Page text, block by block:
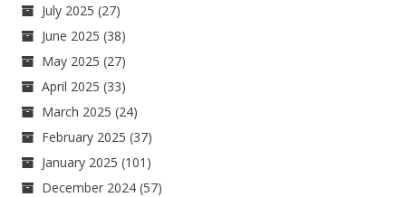
July 2025 (27)
June 2025 (38)
May 2025 (27)
April 2025 (33)
March 2025 (24)
February 2025 (37)
January 2025 (101)
December 2024 (57)